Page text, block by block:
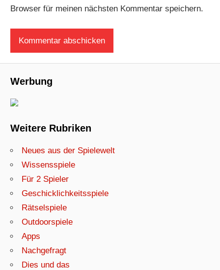
Browser für meinen nächsten Kommentar speichern.
Werbung
Weitere Rubriken
Neues aus der Spielewelt
Wissensspiele
Für 2 Spieler
Geschicklichkeitsspiele
Rätselspiele
Outdoorspiele
Apps
Nachgefragt
Dies und das